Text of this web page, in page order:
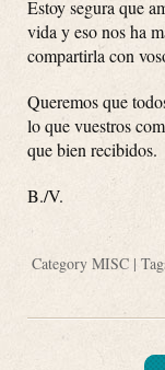
Estoy segura que
vida y eso nos ha
compartirla con
Queremos que
lo que vuestros
que bien recibidos.
B./V.
Category MISC|